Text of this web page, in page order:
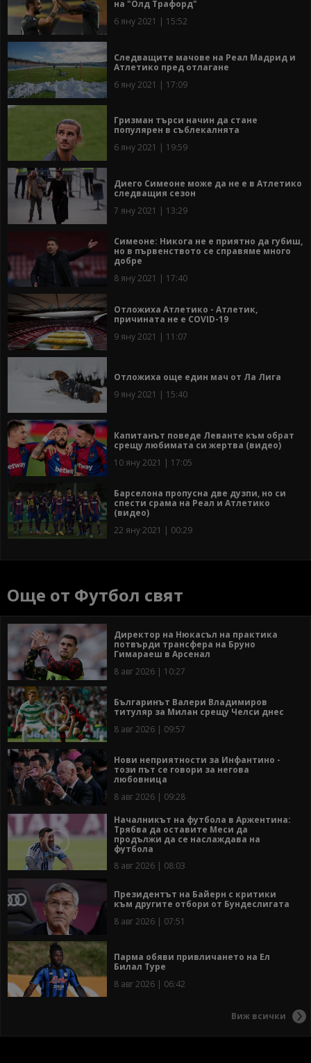
на "Олд Трафорд"
6 яну 2021 | 15:52
Следващите мачове на Реал Мадрид и
Атлетико пред отлагане
6 яну 2021 | 17:09
Гризман търси начин да стане
популярен в съблекалнята
6 яну 2021 | 19:59
Диего Симеоне може да не е в Атлетико
следващия сезон
7 яну 2021 | 13:29
Симеоне: Никога не е приятно да губиш,
но в първенството се справяме много
добре
8 яну 2021 | 17:40
Отложиха Атлетико - Атлетик,
причината не е COVID-19
9 яну 2021 | 11:07
Отложиха още един мач от Ла Лига
9 яну 2021 | 15:40
Капитанът поведе Леванте към обрат
срещу любимата си жертва (видео)
10 яну 2021 | 17:05
Барселона пропусна две дузпи, но си
спести срама на Реал и Атлетико
(видео)
22 яну 2021 | 00:29
Още от Футбол свят
Директор на Нюкасъл на практика
потвърди трансфера на Бруно
Гимараеш в Арсенал
8 авг 2026 | 10:27
Българинът Валери Владимиров
титуляр за Милан срещу Челси днес
8 авг 2026 | 09:57
Нови неприятности за Инфантино -
този път се говори за негова
любовница
8 авг 2026 | 09:28
Началникът на футбола в Аржентина:
Трябва да оставите Меси да
продължи да се наслаждава на
футбола
8 авг 2026 | 08:03
Президентът на Байерн с критики
към другите отбори от Бундеслигата
8 авг 2026 | 07:51
Парма обяви привличането на Ел
Билал Туре
8 авг 2026 | 06:42
Виж всички